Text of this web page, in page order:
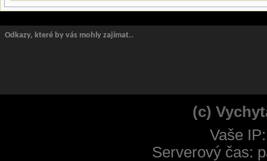
Odkazy, které by vás mohly zajímat..
(c)
Vaše
Serverový čas: